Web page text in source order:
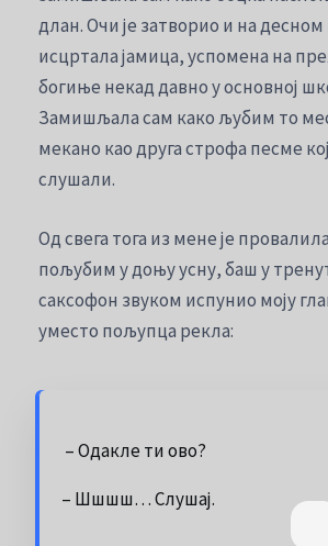
длан. Очи је затворио и на десном
исцртала јамица, успомена на
богиње некад давно у основној
Замишљала сам како љубим то
мекано као друга строфа песме
слушали.
Од свега тога из мене је
пољубим у доњу усну, баш у
саксофон звуком испунио моју
уместо пољупца рекла:
– Одакле ти ово?
– Шшшш… Слушај.